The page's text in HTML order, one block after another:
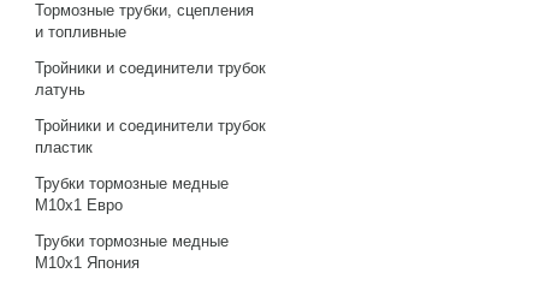
Тормозные трубки, сцепления
и топливные
Тройники и соединители трубок
латунь
Тройники и соединители трубок
пластик
Трубки тормозные медные
М10х1 Евро
Трубки тормозные медные
М10х1 Япония